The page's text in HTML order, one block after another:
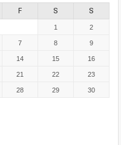
F S S
1 2
7 8 9
14 15 16
21 22 23
28 29 30